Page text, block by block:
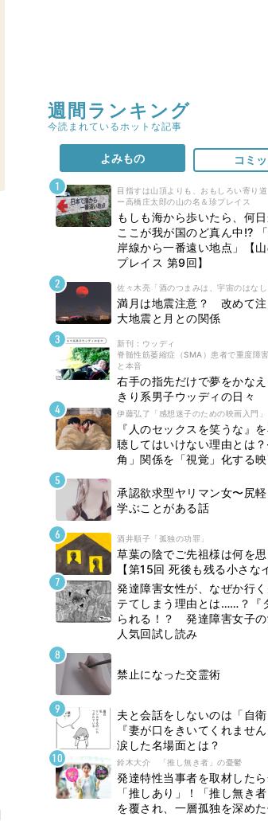
週間ランキング
今読まれているホットな記事
よみもの コミ
目指すは山頂よりも、おもしろい寄り
ー高橋庄太郎の山の名＆珍プレイス
もしも海から歩いたら、何
ここが我が国のど真ん中!?
岸線から一番遠い地点」【
プレイス 第9回】
佐々木亮「酒のつまみは、宇宙のはなし
満月は地震注意？ 改めて注
大地震と月との関係
新刊 : ウッディ
脊髄性筋萎縮症（SMA）患者で重度障
と本音
右手の指先だけで夢をかな
きり系男子ウッディの日々
伊藤弘了「感想迷子のための映画入門」
『人のセックスを笑うな』
聴してはいけない理由とは
角」関係を「視覚」化する
承認欲求型ヤリマン女〜尻軽
学ぶことがある話
酒井順子「孤独の功罪」
草葉の陰でご先祖様は何を
【第15回 死後も残る小さな
発達障害女性が、なぜか行
テてしまう理由とは……？『
られる！？ 発達障害女子の
人気回試し読み
禁止になった交霊術
夫と会話をしないのは「自
『妻が口をきいてくれませ
涙した名場面とは？
鈴木大介 「推し無き者」の憂鬱
発達特性当事者を取材した
「推しあり」！「推し無き
を覆され、一層孤独を深め